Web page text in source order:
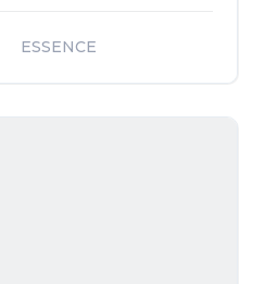
ESSENCE